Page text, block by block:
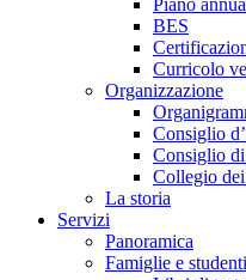
Piano
BES
Curricolo
Organizzazione
Consiglio
Consiglio di
Collegio
La storia
Servizi
Panoramica
Famiglie e studenti